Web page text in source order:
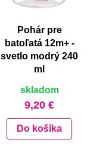
Pohár pre
batoľatá 12m+ -
svetlo modrý 240
ml
skladom
9,20 €
Do košíka